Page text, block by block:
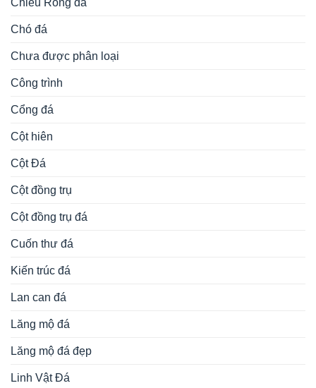
Chó đá
Chưa được phân loại
Công trình
Cổng đá
Cột hiên
Cột Đá
Cột đồng trụ
Cột đồng trụ đá
Cuốn thư đá
Kiến trúc đá
Lan can đá
Lăng mộ đá
Lăng mộ đá đẹp
Linh Vật Đá